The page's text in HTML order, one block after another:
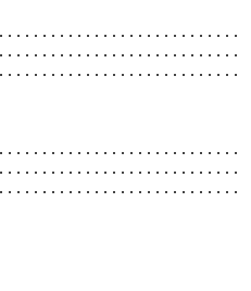
. . . . . . . . . . . . . . . . . . . . . . . . . .
. . . . . . . . . . . . . . . . . . . . . . . . . .
. . . . . . . . . . . . . . . . . . . . . . . . . .
. . . . . . . . . . . . . . . . . . . . . . . . . .
. . . . . . . . . . . . . . . . . . . . . . . . . .
. . . . . . . . . . . . . . . . . . . . . . . . . .